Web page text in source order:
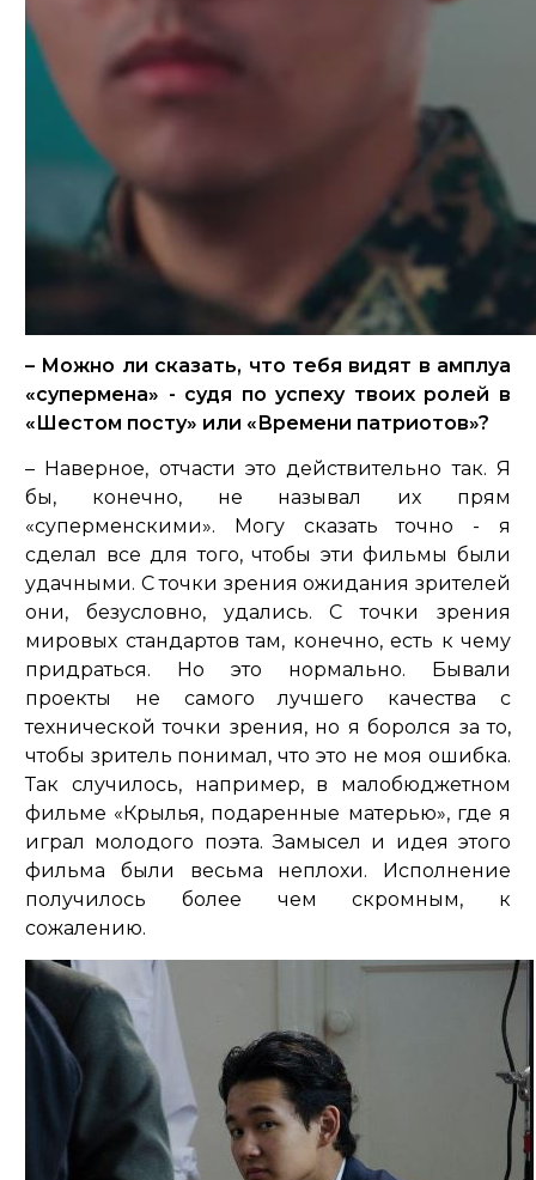
– Можно ли сказать, что тебя видят в амплуа
«супермена» - судя по успеху твоих ролей в
«Шестом посту» или «Времени патриотов»?
– Наверное, отчасти это действительно так. Я
бы, конечно, не называл их прям
«суперменскими». Могу сказать точно - я
сделал все для того, чтобы эти фильмы были
удачными. С точки зрения ожидания зрителей
они, безусловно, удались. С точки зрения
мировых стандартов там, конечно, есть к чему
придраться. Но это нормально. Бывали
проекты не самого лучшего качества с
технической точки зрения, но я боролся за то,
чтобы зритель понимал, что это не моя ошибка.
Так случилось, например, в малобюджетном
фильме «Крылья, подаренные матерью», где я
играл молодого поэта. Замысел и идея этого
фильма были весьма неплохи. Исполнение
получилось более чем скромным, к
сожалению.